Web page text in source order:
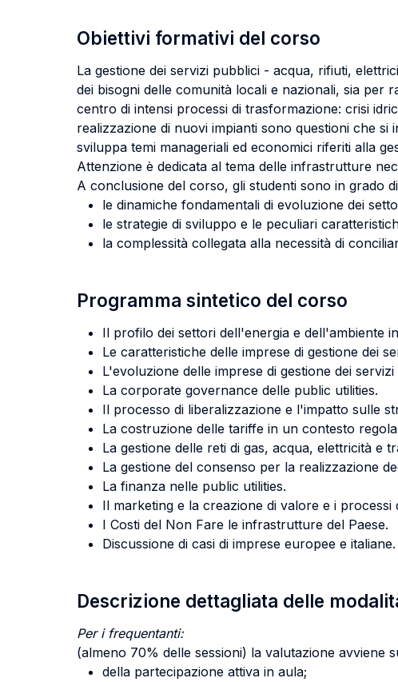
Obiettivi formativi del corso
La gestione dei servizi pubblici - acqua, rifiuti,
dei bisogni delle comunità locali e nazionali, sia per
centro di intensi processi di trasformazione: crisi
realizzazione di nuovi impianti sono questioni che
sviluppa temi manageriali ed economici riferiti alla
Attenzione è dedicata al tema delle infrastrutture
A conclusione del corso, gli studenti sono in grado
le dinamiche fondamentali di evoluzione dei
le strategie di sviluppo e le peculiari
la complessità collegata alla necessità di
Programma sintetico del corso
Il profilo dei settori dell'energia e dell'ambiente
Le caratteristiche delle imprese di gestione dei
L'evoluzione delle imprese di gestione dei
La corporate governance delle public utilities.
Il processo di liberalizzazione e l'impatto sulle
La costruzione delle tariffe in un contesto
La gestione delle reti di gas, acqua, elettricità e
La gestione del consenso per la realizzazione
La finanza nelle public utilities.
Il marketing e la creazione di valore e i processi
I Costi del Non Fare le infrastrutture del Paese.
Discussione di casi di imprese europee e italiane.
Descrizione dettagliata delle
Per i frequentanti:
(almeno 70% delle sessioni) la valutazione avviene
della partecipazione attiva in aula;